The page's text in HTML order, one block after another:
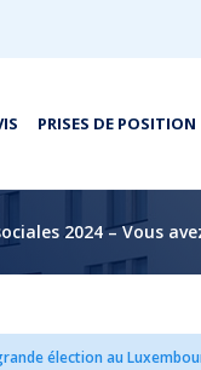
PRISES DE POSITION
2024 – Vous
élection au